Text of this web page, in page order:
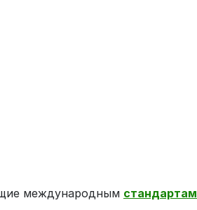
международным стандартам